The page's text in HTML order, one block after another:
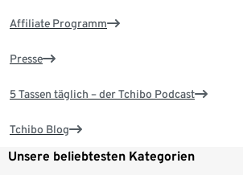
Affiliate Programm
Presse
5 Tassen täglich – der Tchibo Podcast
Tchibo Blog
Unsere beliebtesten Kategorien